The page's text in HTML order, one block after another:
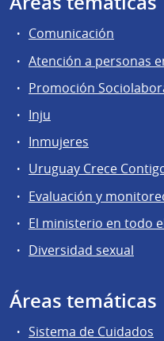
Comunicación
Atención a personas
Promoción
Inju
Inmujeres
Uruguay Crece
Evaluación y
El ministerio en todo
Diversidad sexual
Áreas temáticas
Sistema de Cuidados